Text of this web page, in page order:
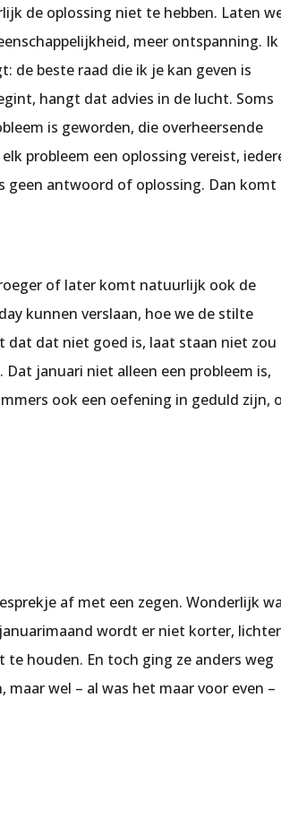
de oplossing niet te hebben. Laten
meer ontspanning. Ik
de beste raad die ik je kan geven is
hangt dat advies in de lucht. Soms
is geworden, die overheersende
probleem een oplossing vereist,
geen antwoord of oplossing. Dan komt
of later komt natuurlijk ook de
kunnen verslaan, hoe we de stilte
dat dat niet goed is, laat staan niet zou
januari niet alleen een probleem is,
ook een oefening in geduld zijn,
af met een zegen. Wonderlijk
wordt er niet korter,
houden. En toch ging ze anders weg
wel – al was het maar voor even –